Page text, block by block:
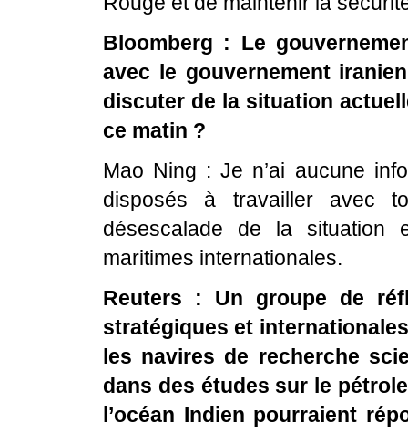
Bloomberg : Le
avec le gouvernement
discuter de la situation
ce matin ?
Mao Ning : Je n’ai aucune
disposés à travailler avec
désescalade de la situation
maritimes internationales.
Reuters : Un groupe de
stratégiques et
les navires de recherche
dans des études sur le
l’océan Indien pourraient